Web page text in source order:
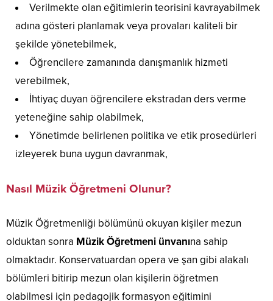
Verilmekte olan eğitimlerin teorisini kavrayabilmek
adına gösteri planlamak veya provaları kaliteli bir
şekilde yönetebilmek,
Öğrencilere zamanında danışmanlık hizmeti
verebilmek,
İhtiyaç duyan öğrencilere ekstradan ders verme
yeteneğine sahip olabilmek,
Yönetimde belirlenen politika ve etik prosedürleri
izleyerek buna uygun davranmak,
Nasıl Müzik Öğretmeni Olunur?
Müzik Öğretmenliği bölümünü okuyan kişiler mezun
olduktan sonra Müzik Öğretmeni ünvanına sahip
olmaktadır. Konservatuardan opera ve şan gibi alakalı
bölümleri bitirip mezun olan kişilerin öğretmen
olabilmesi için pedagojik formasyon eğitimini